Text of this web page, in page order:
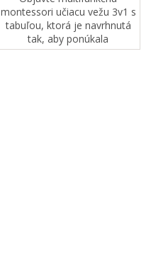
montessori učiacu vežu 3v1 s
tabuľou, ktorá je navrhnutá
tak, aby ponúkala
všestrannosť a nezávislosť.